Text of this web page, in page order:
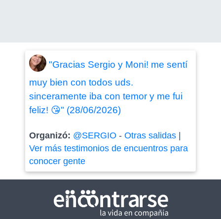
"Gracias Sergio y Moni! me sentí
muy bien con todos uds.
sinceramente iba con temor y me fui
feliz! 😘" (28/06/2026)
Organizó: @SERGIO - Otras salidas|
Ver más testimonios de encuentros para
conocer gente